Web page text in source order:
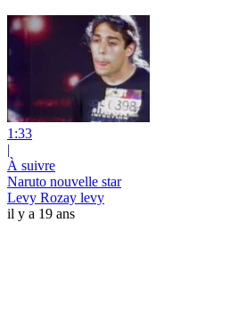
1:33
|
À suivre
Naruto nouvelle star
Levy Rozay levy
il y a 19 ans